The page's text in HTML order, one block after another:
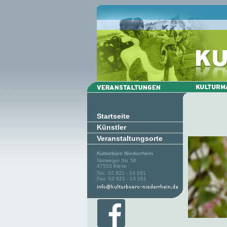
Startseite
Künstler
Veranstaltungsorte
Kulturbüro Niederrhein
Nimweger Str. 58
47533 Kleve
Tel.: 02 821 - 24 161
Fax: 02 821 - 13 161